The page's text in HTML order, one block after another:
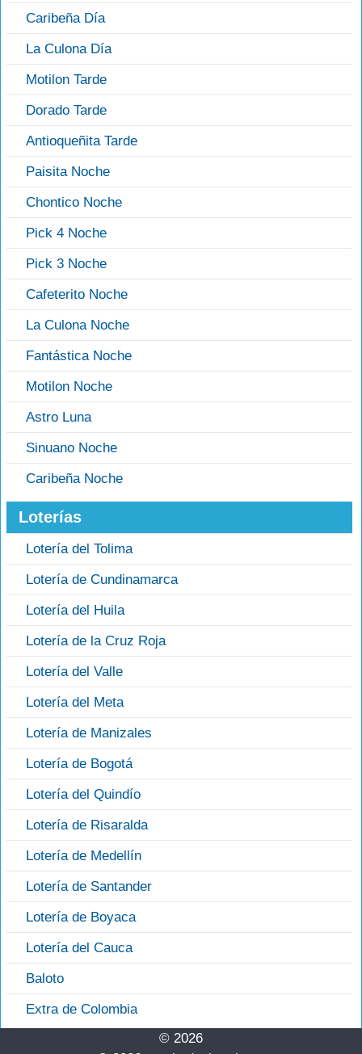
Caribeña Día
La Culona Día
Motilon Tarde
Dorado Tarde
Antioqueñita Tarde
Paisita Noche
Chontico Noche
Pick 4 Noche
Pick 3 Noche
Cafeterito Noche
La Culona Noche
Fantástica Noche
Motilon Noche
Astro Luna
Sinuano Noche
Caribeña Noche
Loterías
Lotería del Tolima
Lotería de Cundinamarca
Lotería del Huila
Lotería de la Cruz Roja
Lotería del Valle
Lotería del Meta
Lotería de Manizales
Lotería de Bogotá
Lotería del Quindío
Lotería de Risaralda
Lotería de Medellín
Lotería de Santander
Lotería de Boyaca
Lotería del Cauca
Baloto
Extra de Colombia
© 2026